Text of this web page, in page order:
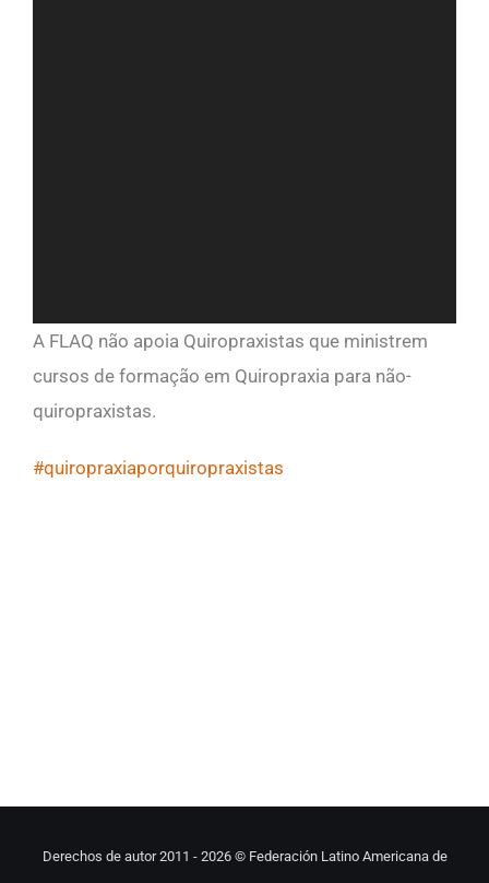
A FLAQ não apoia Quiropraxistas que ministrem
cursos de formação em Quiropraxia para não-
quiropraxistas.
#quiropraxiaporquiropraxistas
Derechos de autor 2011 - 2026 © Federación Latino Americana de